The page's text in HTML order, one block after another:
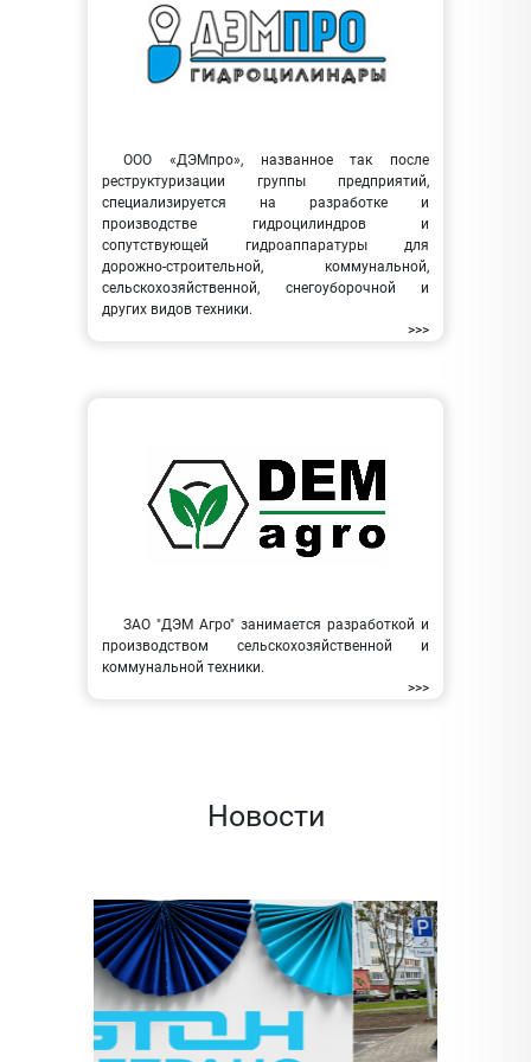
ООО «ДЭМпро», названное так после
реструктуризации группы предприятий,
специализируется на разработке и
производстве гидроцилиндров и
сопутствующей гидроаппаратуры для
дорожно-строительной, коммунальной,
сельскохозяйственной, снегоуборочной и
других видов техники.
>>>
ЗАО "ДЭМ Агро" занимается разработкой и
производством сельскохозяйственной и
коммунальной техники.
>>>
Новости